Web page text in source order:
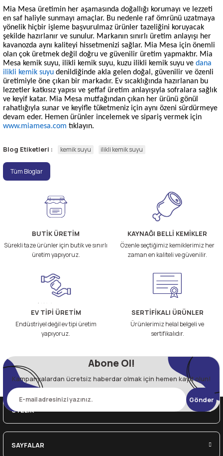
Mia Mesa üretimin her aşamasında doğallığı korumayı ve lezzeti
en saf haliyle sunmayı amaçlar. Bu nedenle raf ömrünü uzatmaya
yönelik hiçbir işleme başvurulmaz ürünler tazeliğini koruyacak
şekilde hazırlanır ve sunulur. Markanın sınırlı üretim anlayışı her
kavanozda aynı kaliteyi hissetmenizi sağlar. Mia Mesa için önemli
olan çok üretmek değil doğru ve güvenilir üretim yapmaktır. Mia
Mesa kemik suyu, ilikli kemik suyu, kuzu ilikli kemik suyu ve dana
ilikli kemik suyu denildiğinde akla gelen doğal, güvenilir ve özenli
üretimiyle öne çıkan bir markadır. Ev sıcaklığında hazırlanan bu
lezzetler katkısız yapısı ve şeffaf üretim anlayışıyla sofralara sağlık
ve keyif katar. Mia Mesa mutfağından çıkan her ürünü gönül
rahatlığıyla sunar ve keyifle tüketmeniz için aynı özeni sürdürmeye
devam eder. Hemen ürünler incelemek ve sipariş vermek için
www.miamesa.com tıklayın.
Blog Etiketleri : kemik suyu ilikli kemik suyu
Tüm Bloglar
BUTİK ÜRETİM
Sürekli taze ürünler için butik ve sınırlı
üretim yapıyoruz.
KAYNAĞI BELLİ KEMİKLER
Özenle seçtiğimiz kemiklerimiz her
zaman en kaliteli ve güvenilir.
EV TİPİ ÜRETİM
Endüstriyel değil ev tipi üretim
yapıyoruz.
SERTİFİKALI ÜRÜNLER
Ürünlerimiz helal belgeli ve
sertifikalıdır.
Abone Ol!
Kampanyalardan ücretsiz haberdar olmak için hemen kayıt olun!
Gönder
ÜYELİK
SAYFALAR